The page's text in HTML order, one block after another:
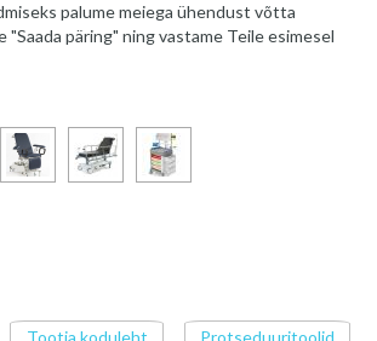
palume meiega ühendust võtta
"Saada päring" ning vastame Teile esimesel